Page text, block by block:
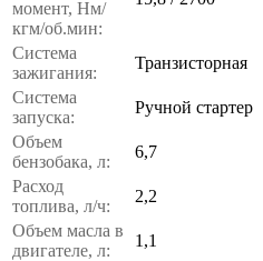
момент, Нм/
кгм/об.мин:
Система
зажигания:
Транзисторная
Система
запуска:
Ручной стартер
Объем
бензобака, л:
6,7
Расход
топлива, л/ч:
2,2
Объем масла в
двигателе, л:
1,1